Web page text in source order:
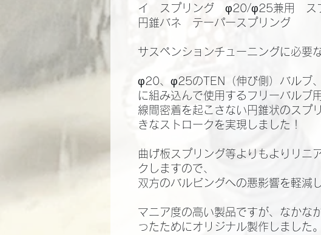
イ スプリング φ20/φ25兼用 ス
円錐バネ テーパースプリング
サスペンションチューニングに必要
φ20、φ25のTEN（伸び側）バルブ
に組み込んで使用するフリーバルブ
線間密着を起こさない円錐状のスプ
きなストロークを実現しました！
曲げ板スプリング等よりもよりリニ
クしますので、
双方のバルビングへの悪影響を軽減
マニア度の高い製品ですが、なかな
ったためにオリジナル製作しました。